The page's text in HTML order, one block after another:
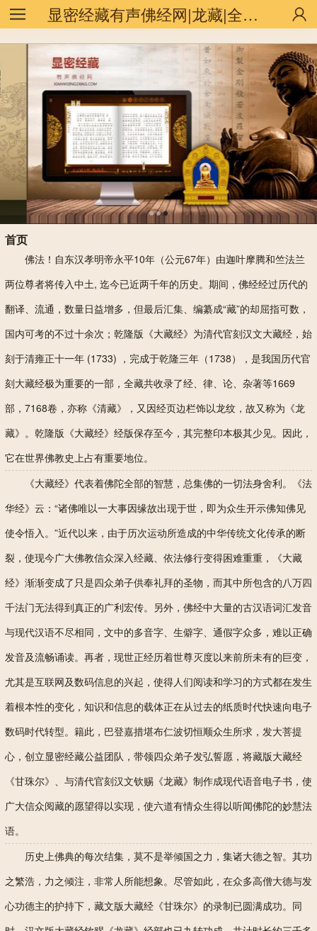
string(10) "zhm/1-list" 显密经藏有声佛经网|龙藏|全咒|甘珠尔|丹珠尔
首页
佛法！自东汉孝明帝永平10年（公元67年）由迦叶摩腾和竺法兰
两位尊者将传入中土, 迄今已近两千年的历史。期间，佛经经过历代的
翻译、流通，数量日益增多，但最后汇集、编纂成“藏”的却屈指可数，
国内可考的不过十余次；乾隆版《大藏经》为清代官刻汉文大藏经，始
刻于清雍正十一年 (1733) ，完成于乾隆三年（1738），是我国历代官
刻大藏经极为重要的一部，全藏共收录了经、律、论、杂著等1669
部，7168卷，亦称《清藏》，又因经页边栏饰以龙纹，故又称为《龙
藏》。乾隆版《大藏经》经版保存至今，其完整印本极其少见。因此，
它在世界佛教史上占有重要地位。
《大藏经》代表着佛陀全部的智慧，总集佛的一切法身舍利。《法
华经》云：“诸佛唯以一大事因缘故出现于世，即为众生开示佛知佛见
使令悟入。”近代以来，由于历次运动所造成的中华传统文化传承的断
裂，使现今广大佛教信众深入经藏、依法修行变得困难重重，《大藏
经》渐渐变成了只是四众弟子供奉礼拜的圣物，而其中所包含的八万四
千法门无法得到真正的广利宏传。另外，佛经中大量的古汉语词汇发音
与现代汉语不尽相同，文中的多音字、生僻字、通假字众多，难以正确
发音及流畅诵读。再者，现世正经历着世尊灭度以来前所未有的巨变，
尤其是互联网及数码信息的兴起，使得人们阅读和学习的方式都在发生
着根本性的变化，知识和信息的载体正在从过去的纸质时代快速向电子
数码时代转型。籍此，巴登嘉措堪布仁波切恒顺众生所求，发大菩提
心，创立显密经藏公益团队，带领四众弟子发弘誓愿，将藏版大藏经
《甘珠尔》、与清代官刻汉文钦赐《龙藏》制作成现代语音电子书，使
广大信众阅藏的愿望得以实现，使六道有情众生得以听闻佛陀的妙慧法
语。
历史上佛典的每次结集，莫不是举倾国之力，集诸大德之智。其功
之繁浩 ，力之倾注，非常人所能想象。尽管如此，在众多高僧大德与发
心功德主的护持下，藏文版大藏经《甘珠尔》的录制已圆满成功。同